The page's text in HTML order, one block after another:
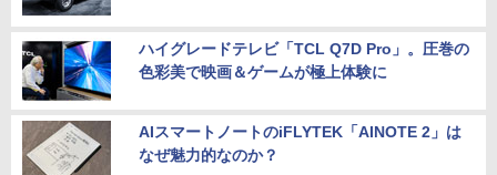
ハイグレードテレビ「TCL Q7D Pro」。圧巻の
色彩美で映画＆ゲームが極上体験に
AIスマートノートのiFLYTEK「AINOTE 2」は
なぜ魅力的なのか？